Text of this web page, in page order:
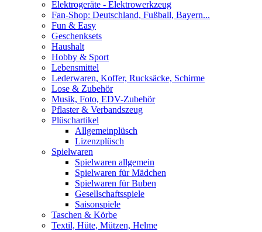
Elektrogeräte - Elektrowerkzeug
Fan-Shop: Deutschland, Fußball, Bayern...
Fun & Easy
Geschenksets
Haushalt
Hobby & Sport
Lebensmittel
Lederwaren, Koffer, Rucksäcke, Schirme
Lose & Zubehör
Musik, Foto, EDV-Zubehör
Pflaster & Verbandszeug
Plüschartikel
Allgemeinplüsch
Lizenzplüsch
Spielwaren
Spielwaren allgemein
Spielwaren für Mädchen
Spielwaren für Buben
Gesellschaftsspiele
Saisonspiele
Taschen & Körbe
Textil, Hüte, Mützen, Helme